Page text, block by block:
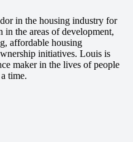
in the housing industry for
in the areas of development,
affordable housing
initiatives. Louis is
maker in the lives of people
time.